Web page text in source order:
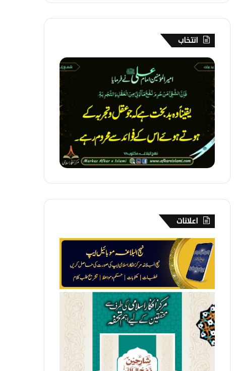
انتخاب
1
4
4
۔
ب
د
ب
خ
ت
اعلانات